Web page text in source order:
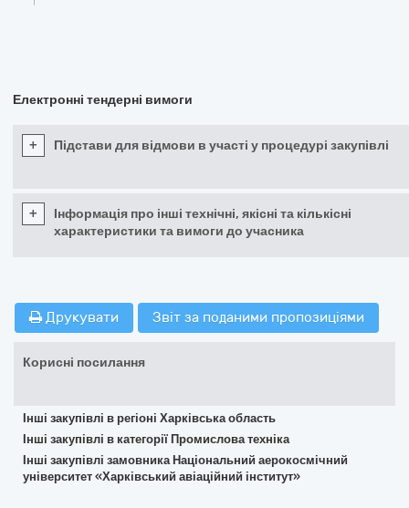
Електронні тендерні вимоги
+ Підстави для відмови в участі у процедурі закупівлі
+
Інформація про інші технічні, якісні та кількісні
характеристики та вимоги до учасника
Друкувати Звіт за поданими пропозиціями
Корисні посилання
Інші закупівлі в регіоні Харківська область
Інші закупівлі в категорії Промислова техніка
Інші закупівлі замовника Національний аерокосмічний
університет «Харківський авіаційний інститут»